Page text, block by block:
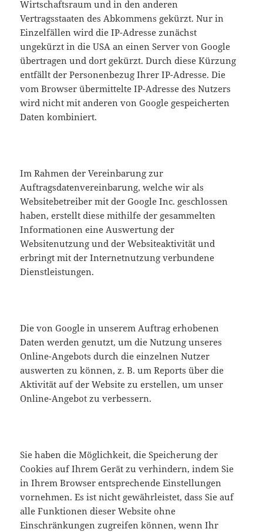
Wirtschaftsraum und in den anderen
Vertragsstaaten des Abkommens gekürzt. Nur in
Einzelfällen wird die IP-Adresse zunächst
ungekürzt in die USA an einen Server von Google
übertragen und dort gekürzt. Durch diese Kürzung
entfällt der Personenbezug Ihrer IP-Adresse. Die
vom Browser übermittelte IP-Adresse des Nutzers
wird nicht mit anderen von Google gespeicherten
Daten kombiniert.
Im Rahmen der Vereinbarung zur
Auftragsdatenvereinbarung, welche wir als
Websitebetreiber mit der Google Inc. geschlossen
haben, erstellt diese mithilfe der gesammelten
Informationen eine Auswertung der
Websitenutzung und der Websiteaktivität und
erbringt mit der Internetnutzung verbundene
Dienstleistungen.
Die von Google in unserem Auftrag erhobenen
Daten werden genutzt, um die Nutzung unseres
Online-Angebots durch die einzelnen Nutzer
auswerten zu können, z. B. um Reports über die
Aktivität auf der Website zu erstellen, um unser
Online-Angebot zu verbessern.
Sie haben die Möglichkeit, die Speicherung der
Cookies auf Ihrem Gerät zu verhindern, indem Sie
in Ihrem Browser entsprechende Einstellungen
vornehmen. Es ist nicht gewährleistet, dass Sie auf
alle Funktionen dieser Website ohne
Einschränkungen zugreifen können, wenn Ihr